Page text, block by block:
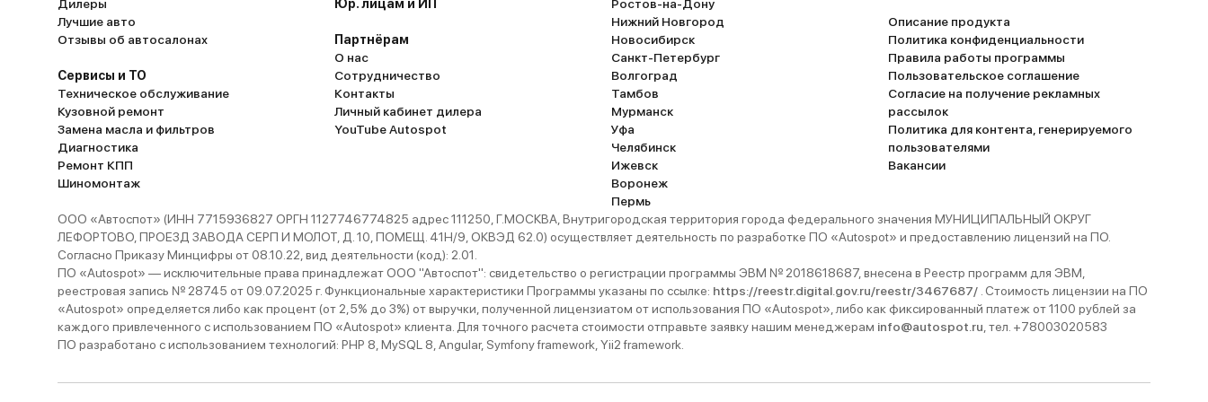
Дилеры
Лучшие авто
Отзывы об автосалонах
Сервисы и ТО
Техническое обслуживание
Кузовной ремонт
Замена масла и фильтров
Диагностика
Ремонт КПП
Шиномонтаж
Юр. лицам и ИП
Партнёрам
О нас
Сотрудничество
Контакты
Личный кабинет дилера
YouTube Autospot
Ростов-на-Дону
Нижний Новгород
Новосибирск
Санкт-Петербург
Волгоград
Тамбов
Мурманск
Уфа
Челябинск
Ижевск
Воронеж
Пермь
Описание продукта
Политика конфиденциальности
Правила работы программы
Пользовательское соглашение
Согласие на получение рекламных
рассылок
Политика для контента, генерируемого
пользователями
Вакансии
ООО «Автоспот» (ИНН 7715936827 ОРГН 1127746774825 адрес 111250, Г.МОСКВА, Внутригородская территория города федерального значения МУНИЦИПАЛЬНЫЙ ОКРУГ
ЛЕФОРТОВО, ПРОЕЗД ЗАВОДА СЕРП И МОЛОТ, Д. 10, ПОМЕЩ. 41Н/9, ОКВЭД 62.0) осуществляет деятельность по разработке ПО «Autospot» и предоставлению лицензий на ПО.
Согласно Приказу Минцифры от 08.10.22, вид деятельности (код): 2.01.
ПО «Autospot» — исключительные права принадлежат ООО "Автоспот": свидетельство о регистрации программы ЭВМ № 2018618687, внесена в Реестр программ для ЭВМ,
реестровая запись № 28745 от 09.07.2025 г. Функциональные характеристики Программы указаны по ссылке: https://reestr.digital.gov.ru/reestr/3467687/ . Стоимость лицензии на ПО
«Autospot» определяется либо как процент (от 2,5% до 3%) от выручки, полученной лицензиатом от использования ПО «Autospot», либо как фиксированный платеж от 1100 рублей за
каждого привлеченного с использованием ПО «Autospot» клиента. Для точного расчета стоимости отправьте заявку нашим менеджерам info@autospot.ru, тел. +78003020583
ПО разработано с использованием технологий: PHP 8, MySQL 8, Angular, Symfony framework, Yii2 framework.